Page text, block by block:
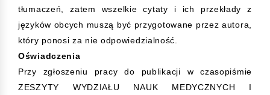
tłumaczeń, zatem wszelkie cytaty i ich przekłady z
języków obcych muszą być przygotowane przez autora,
który ponosi za nie odpowiedzialność.
Oświadczenia
Przy zgłoszeniu pracy do publikacji w czasopiśmie
ZESZYTY WYDZIAŁU NAUK MEDYCZNYCH I